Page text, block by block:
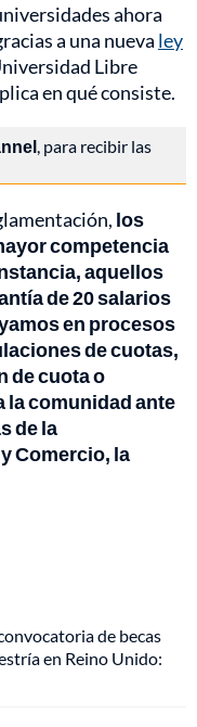
ahora
a una nueva ley
Libre
en qué consiste.
, para recibir las
los
competencia
aquellos
de 20 salarios
en procesos
de cuotas,
de cuota o
la comunidad ante
de la
Comercio, la
de becas
en Reino Unido: